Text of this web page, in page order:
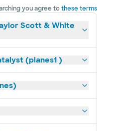
you agree tothese terms
Scott & White
(planes1 )